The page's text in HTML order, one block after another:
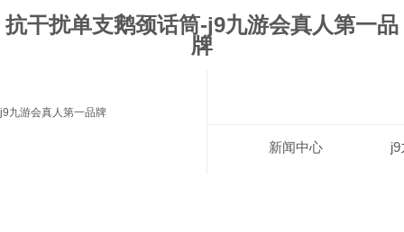
抗干扰单支鹅颈话筒-j9九游会真人第一品
牌
j9九游会真人第一品牌
新闻中心